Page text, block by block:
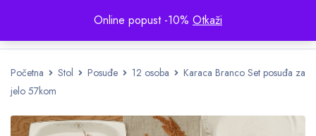
Online popust -10% Otkaži
Početna Stol Posuđe 12 osoba
Karaca Branco Set posuđa za
jelo 57kom